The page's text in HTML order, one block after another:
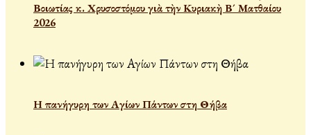
Βοιωτίας κ. Χρυσοστόμου γιὰ τὴν Κυριακὴ Β´ Ματθαίου
2026
Η πανήγυρη των Αγίων Πάντων στη Θήβα